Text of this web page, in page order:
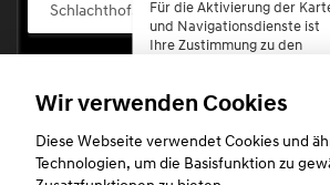
Schlachthofstr. 68, 56073 Koblenz-
Für die Aktivierung der
und Navigationsdienste ist
Ihre Zustimmung zu den
erforderlich.
Zustimmen
Wir verwenden Cookies
Diese Webseite verwendet Cookies und
Technologien, um die Basisfunktion zu